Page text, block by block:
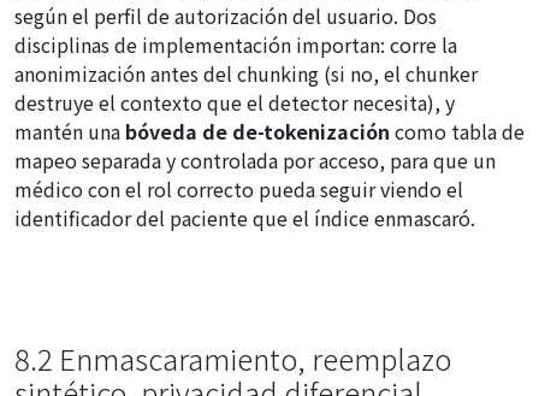
según el perfil de autorización del usuario. Dos
disciplinas de implementación importan: corre la
anonimización antes del chunking (si no, el chunker
destruye el contexto que el detector necesita), y
mantén una bóveda de de-tokenización como tabla de
mapeo separada y controlada por acceso, para que un
médico con el rol correcto pueda seguir viendo el
identificador del paciente que el índice enmascaró.
8.2 Enmascaramiento, reemplazo